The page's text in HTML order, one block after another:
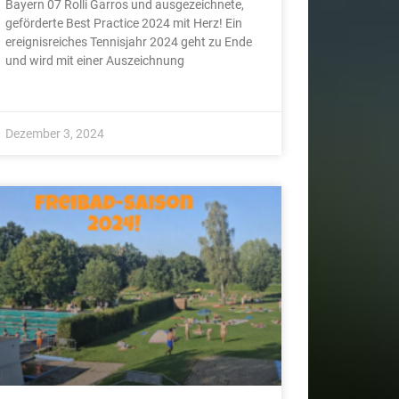
Bayern 07 Rolli Garros und ausgezeichnete,
geförderte Best Practice 2024 mit Herz! Ein
ereignisreiches Tennisjahr 2024 geht zu Ende
und wird mit einer Auszeichnung
Dezember 3, 2024